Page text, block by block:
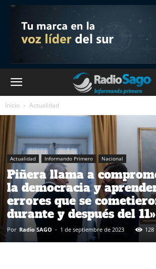
Inicio Actualidad
Actualidad Informando Primero Nacional
Piñera llama a
la democracia y
errores que se
durante y después del 11»
Por Radio SAGO - 1 de septiembre de 2023 128